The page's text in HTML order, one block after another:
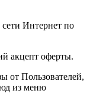
Интернет по
акцепт оферты.
от Пользователей,
из меню